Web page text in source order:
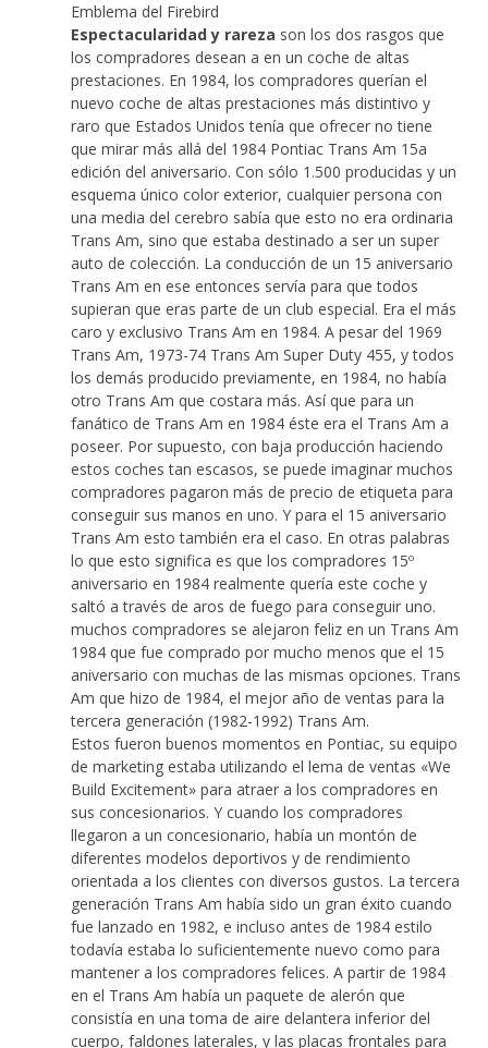
Emblema del Firebird
Espectacularidad y rareza son los dos rasgos que
los compradores desean a en un coche de altas
prestaciones. En 1984, los compradores querían el
nuevo coche de altas prestaciones más distintivo y
raro que Estados Unidos tenía que ofrecer no tiene
que mirar más allá del 1984 Pontiac Trans Am 15a
edición del aniversario. Con sólo 1.500 producidas y un
esquema único color exterior, cualquier persona con
una media del cerebro sabía que esto no era ordinaria
Trans Am, sino que estaba destinado a ser un super
auto de colección. La conducción de un 15 aniversario
Trans Am en ese entonces servía para que todos
supieran que eras parte de un club especial. Era el más
caro y exclusivo Trans Am en 1984. A pesar del 1969
Trans Am, 1973-74 Trans Am Super Duty 455, y todos
los demás producido previamente, en 1984, no había
otro Trans Am que costara más. Así que para un
fanático de Trans Am en 1984 éste era el Trans Am a
poseer. Por supuesto, con baja producción haciendo
estos coches tan escasos, se puede imaginar muchos
compradores pagaron más de precio de etiqueta para
conseguir sus manos en uno. Y para el 15 aniversario
Trans Am esto también era el caso. En otras palabras
lo que esto significa es que los compradores 15º
aniversario en 1984 realmente quería este coche y
saltó a través de aros de fuego para conseguir uno.
muchos compradores se alejaron feliz en un Trans Am
1984 que fue comprado por mucho menos que el 15
aniversario con muchas de las mismas opciones. Trans
Am que hizo de 1984, el mejor año de ventas para la
tercera generación (1982-1992) Trans Am.
Estos fueron buenos momentos en Pontiac, su equipo
de marketing estaba utilizando el lema de ventas «We
Build Excitement» para atraer a los compradores en
sus concesionarios. Y cuando los compradores
llegaron a un concesionario, había un montón de
diferentes modelos deportivos y de rendimiento
orientada a los clientes con diversos gustos. La tercera
generación Trans Am había sido un gran éxito cuando
fue lanzado en 1982, e incluso antes de 1984 estilo
todavía estaba lo suficientemente nuevo como para
mantener a los compradores felices. A partir de 1984
en el Trans Am había un paquete de alerón que
consistía en una toma de aire delantera inferior del
cuerpo, faldones laterales, y las placas frontales para